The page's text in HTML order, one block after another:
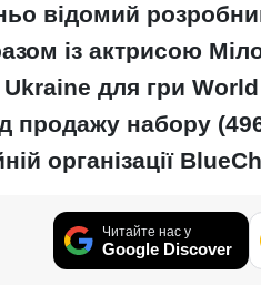
відомий
із актрисою
для гри
продажу набору
організації
Читайте нас у
Google Discover